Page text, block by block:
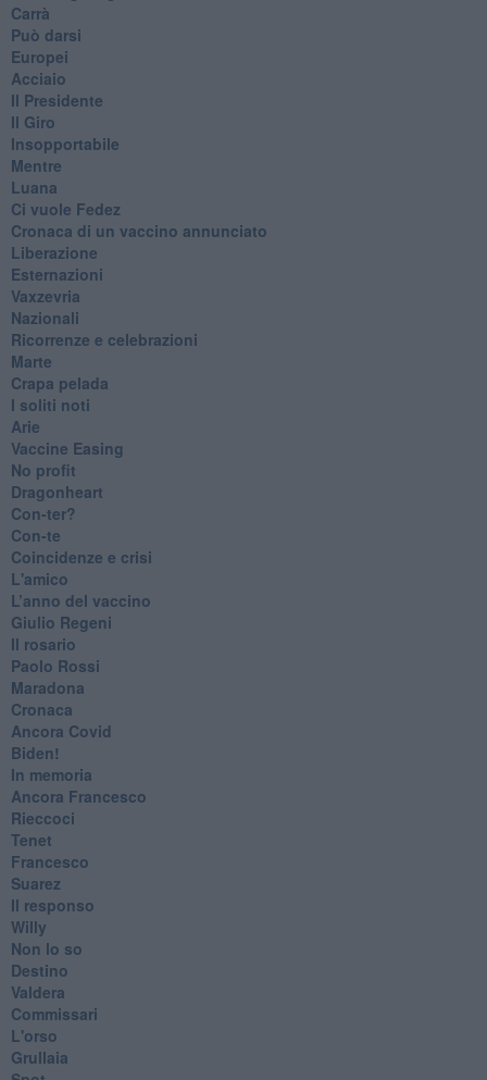
Carrà
Può darsi
Europei
Acciaio
Il Presidente
​Il Giro
Insopportabile
​Mentre
Luana
​Ci vuole Fedez
​Cronaca di un vaccino annunciato
​Liberazione
Esternazioni
Vaxzevria
Nazionali
​Ricorrenze e celebrazioni
Marte
​Crapa pelada
​I soliti noti
Arie
​Vaccine Easing
No profit
Dragonheart
Con-ter?
​Con-te
Coincidenze e crisi
L'amico
​L’anno del vaccino
Giulio Regeni
​Il rosario
Paolo Rossi
Maradona
Cronaca
​Ancora Covid
​Biden!
In memoria
​Ancora Francesco
Rieccoci
Tenet
Francesco
Suarez
​Il responso
Willy
Non lo so
Destino
Valdera
Commissari
L'orso
Grullaia